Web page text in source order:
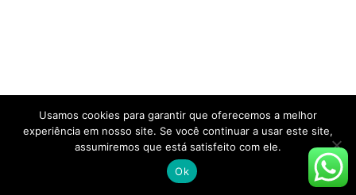
Usamos cookies para garantir que oferecemos a melhor
experiência em nosso site. Se você continuar a usar este site,
assumiremos que está satisfeito com ele.
Ok